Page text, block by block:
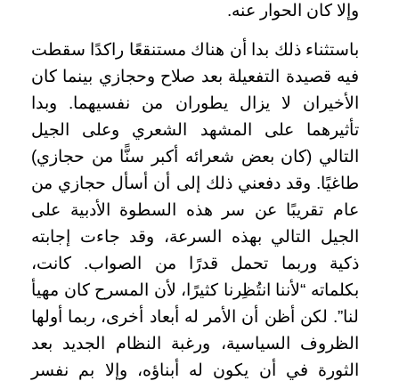
وإلا كان الحوار عنه.
باستثناء ذلك بدا أن هناك مستنقعًا راكدًا سقطت
فيه قصيدة التفعيلة بعد صلاح وحجازي بينما كان
الأخيران لا يزال يطوران من نفسيهما. وبدا
تأثيرهما على المشهد الشعري وعلى الجيل
التالي (كان بعض شعرائه أكبر سنًّا من حجازي)
طاغيًا. وقد دفعني ذلك إلى أن أسأل حجازي من
عام تقريبًا عن سر هذه السطوة الأدبية على
الجيل التالي بهذه السرعة، وقد جاءت إجابته
ذكية وربما تحمل قدرًا من الصواب. كانت،
بكلماته “لأننا انتُظِرنا كثيرًا، لأن المسرح كان مهيأ
لنا”. لكن أظن أن الأمر له أبعاد أخرى، ربما أولها
الظروف السياسية، ورغبة النظام الجديد بعد
الثورة في أن يكون له أبناؤه، وإلا بم نفسر